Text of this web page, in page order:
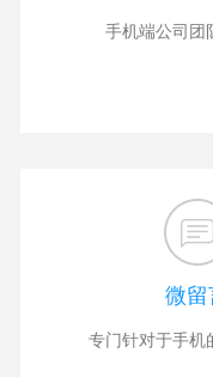
手机端公司团
微留
专门针对于手机